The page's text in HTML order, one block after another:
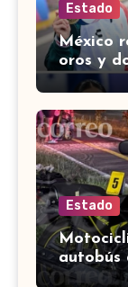
Estado
México
oros y
Estado
autobús
León-